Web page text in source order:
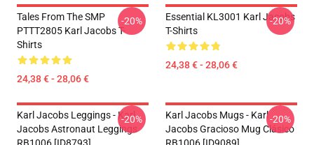
Tales From The SMP
PTTT2805 Karl Jacobs T-
Shirts
24,38 € - 28,06 €
-20%
Essential KL3001 Karl Jacobs
T-Shirts
24,38 € - 28,06 €
-20%
Karl Jacobs Leggings - Karl
Jacobs Astronaut Leggings
-20%
Karl Jacobs Mugs - Karl
Jacobs Gracioso Mug Clásico
-20%